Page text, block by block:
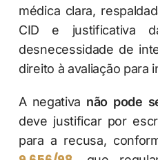
médica clara,
CID e justificativa
desnecessidade de
direito à avaliação para
A negativa não pode
deve justificar por
para a recusa,